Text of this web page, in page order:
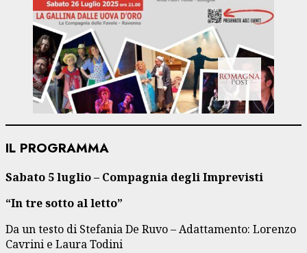
IL PROGRAMMA
Sabato 5 luglio – Compagnia degli Imprevisti
“In tre sotto al letto”
Da un testo di Stefania De Ruvo – Adattamento: Lorenzo
Cavrini e Laura Todini